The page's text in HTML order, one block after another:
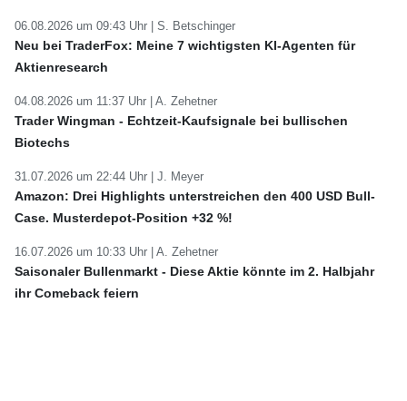
06.08.2026 um 09:43 Uhr | S. Betschinger
Neu bei TraderFox: Meine 7 wichtigsten KI-Agenten für
Aktienresearch
04.08.2026 um 11:37 Uhr | A. Zehetner
Trader Wingman - Echtzeit-Kaufsignale bei bullischen
Biotechs
31.07.2026 um 22:44 Uhr | J. Meyer
Amazon: Drei Highlights unterstreichen den 400 USD Bull-
Case. Musterdepot-Position +32 %!
16.07.2026 um 10:33 Uhr | A. Zehetner
Saisonaler Bullenmarkt - Diese Aktie könnte im 2. Halbjahr
ihr Comeback feiern